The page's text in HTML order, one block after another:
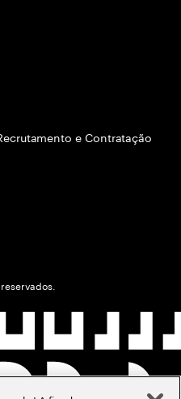
e Contratação